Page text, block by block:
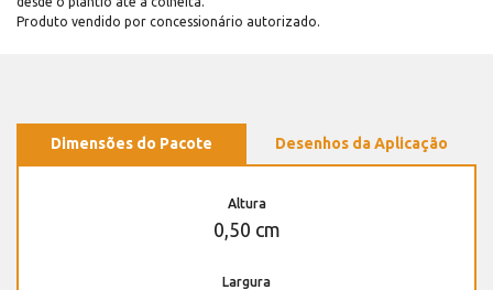
Produto vendido por concessionário autorizado.
Dimensões do Pacote Desenhos da Aplicação
Altura
0,50 cm
Largura